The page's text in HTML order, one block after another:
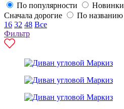
По популярности
Новинки
Сначала дорогие
По названию
16 32 48 Все
Фильтр